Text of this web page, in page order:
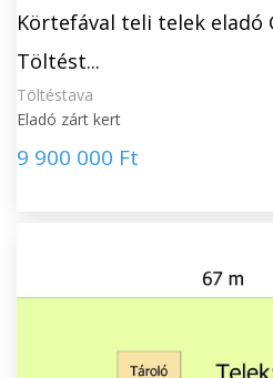
Körtefával teli telek eladó
Töltést...
Töltéstava
Eladó zárt kert
9 900 000 Ft